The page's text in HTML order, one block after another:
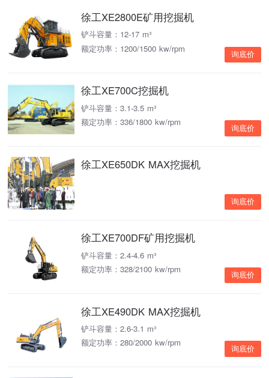
徐工XE2800E矿用挖掘机
铲斗容量：12-17 m³
额定功率：1200/1500 kw/rpm
询底价
徐工XE700C挖掘机
铲斗容量：3.1-3.5 m³
额定功率：336/1800 kw/rpm
询底价
徐工XE650DK MAX挖掘机
询底价
徐工XE700DF矿用挖掘机
铲斗容量：2.4-4.6 m³
额定功率：328/2100 kw/rpm
询底价
徐工XE490DK MAX挖掘机
铲斗容量：2.6-3.1 m³
额定功率：280/2000 kw/rpm
询底价